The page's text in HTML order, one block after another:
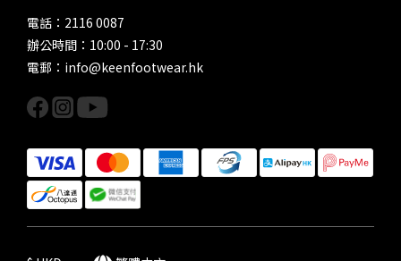
電話：2116 0087
辦公時間：10:00 - 17:30
電郵：info@keenfootwear.hk